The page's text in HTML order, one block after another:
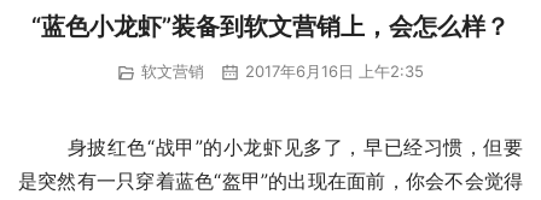
“蓝色小龙虾”装备到软文营销上，会怎么样？
软文营销 2017年6月16日 上午2:35
是突然有一只穿着蓝色“盔甲”的出现在面前，你会不会觉得